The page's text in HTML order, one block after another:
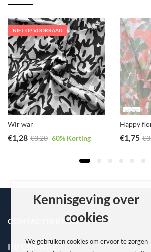
NIET OP VOORRAAD
Wir war
€1,28 €3,20 60% Korting
Happy
€1,75 €
CONTACTEER ONS
INFORMATIE
Kennisgeving over
cookies
We gebruiken cookies om ervoor te zorgen